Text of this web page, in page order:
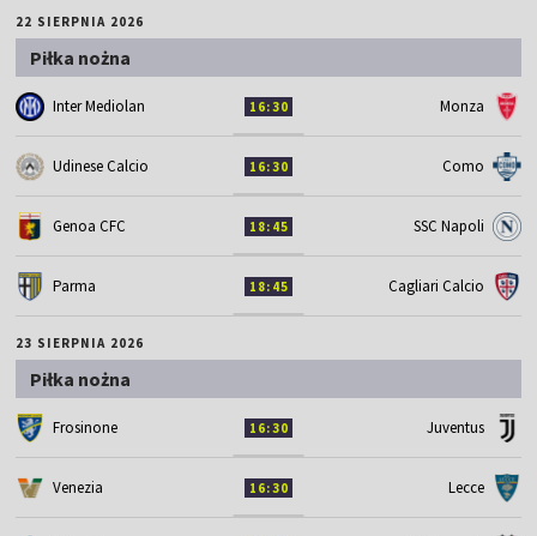
22 SIERPNIA 2026
Piłka nożna
Inter Mediolan 16:30 Monza
Udinese Calcio 16:30 Como
Genoa CFC 18:45 SSC Napoli
Parma 18:45 Cagliari Calcio
23 SIERPNIA 2026
Piłka nożna
Frosinone 16:30 Juventus
Venezia 16:30 Lecce